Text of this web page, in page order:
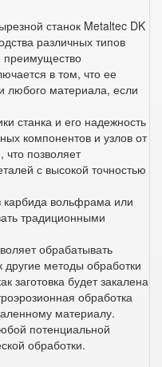
станок Metaltec DK
различных типов
преимущество
в том, что ее
любого материала, если
станка и его надежность
компонентов и узлов от
позволяет
с высокой точностью
карбида вольфрама или
традиционными
обрабатывать
методы обработки
заготовка будет закалена
обработка
материалу.
потенциальной
обработки.